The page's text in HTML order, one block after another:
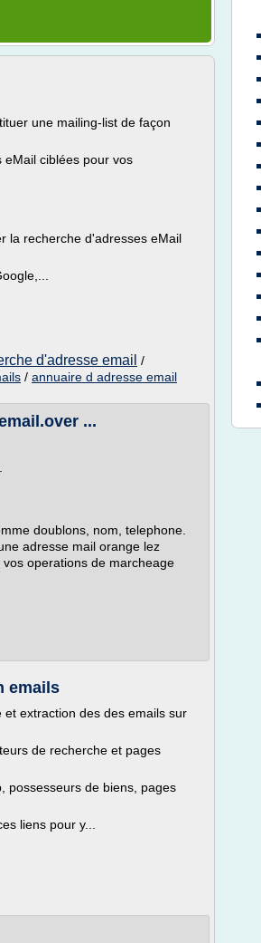
une mailing-list de façon
eMail ciblées pour vos
la recherche d'adresses eMail
d'adresse email /
/ annuaire d adresse email
...
doublons, nom, telephone.
adresse mail orange lez
operations de marcheage
emails
extraction des des emails sur
de recherche et pages
possesseurs de biens, pages
liens pour y...